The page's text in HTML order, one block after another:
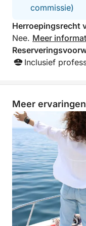
commissie)
Herroepingsrecht
Nee. Meer
Inclusief
Meer